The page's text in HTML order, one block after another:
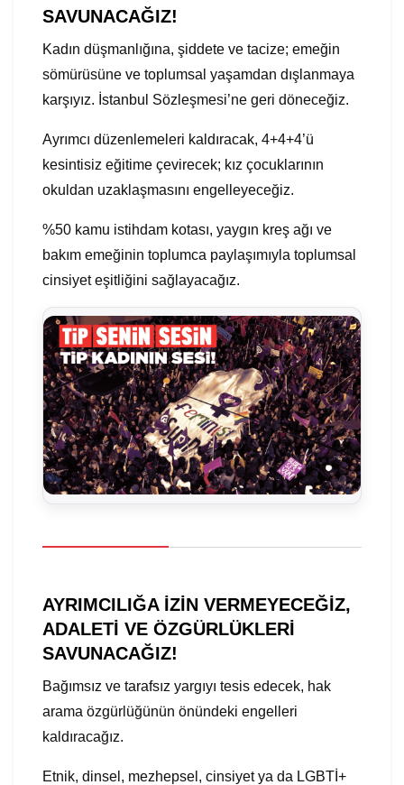
SAVUNACAĞIZ!
Kadın düşmanlığına, şiddete ve tacize; emeğin
sömürüsüne ve toplumsal yaşamdan dışlanmaya
karşıyız. İstanbul Sözleşmesi’ne geri döneceğiz.
Ayrımcı düzenlemeleri kaldıracak, 4+4+4’ü
kesintisiz eğitime çevirecek; kız çocuklarının
okuldan uzaklaşmasını engelleyeceğiz.
%50 kamu istihdam kotası, yaygın kreş ağı ve
bakım emeğinin toplumca paylaşımıyla toplumsal
cinsiyet eşitliğini sağlayacağız.
AYRIMCILIĞA İZİN VERMEYECEĞİZ,
ADALETİ VE ÖZGÜRLÜKLERİ
SAVUNACAĞIZ!
Bağımsız ve tarafsız yargıyı tesis edecek, hak
arama özgürlüğünün önündeki engelleri
kaldıracağız.
Etnik, dinsel, mezhepsel, cinsiyet ya da LGBTİ+